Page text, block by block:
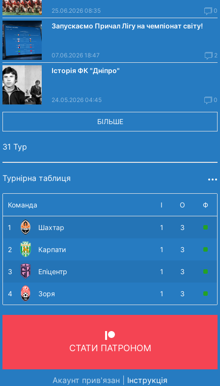
25.06.2026 08:35 0
Запускаємо Причал Лігу на чемпіонат світу!
07.06.2026 18:47 2
Історія ФК "Дніпро"
24.05.2026 04:45 0
БІЛЬШЕ
31 Тур
Турнірна таблиця
Команда І О Ф
1 Шахтар 1 3
2 Карпати 1 3
3 Епіцентр 1 3
4 Зоря 1 3
СТАТИ ПАТРОНОМ
Акаунт прив'язан | Інструкція